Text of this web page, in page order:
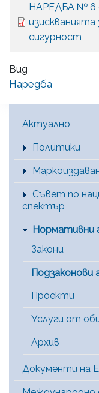
НАРЕДБА № 6
сигурност
Вид
Наредба
Main Menu
Актуално
Политики
Съвет по
спектър
Нормативни
Закони
Подзаконови
Проекти
Услуги от
Архив
Документи на